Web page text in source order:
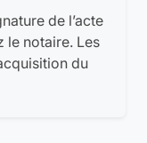
de l’acte
le notaire. Les
du